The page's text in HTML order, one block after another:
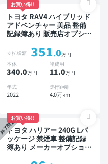
お買い得!!
トヨタ RAV4 ハイブリッド
アドベンチャー 美品 整備
記録簿あり 販売店オプショ
ットモニター デジタルイン
ナーミラー オートクルーズ
スマートキー ETC バック
モニター ドライブレコーダ
ー 衝突軽減
支払総額 351.0万円
本体
340.0万円
諸費用
11.0万円
年式
2022
走行距離
4.0万km
終了間近
お買い得!!
トヨタ ハリアー 240G Lパ
ッケージ 禁煙車 整備記録
簿あり メーカーオプション